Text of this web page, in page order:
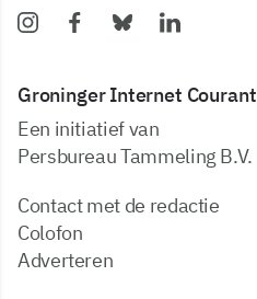
Groninger Internet Courant
Een initiatief van
Persbureau Tammeling B.V.
Contact met de redactie
Colofon
Adverteren